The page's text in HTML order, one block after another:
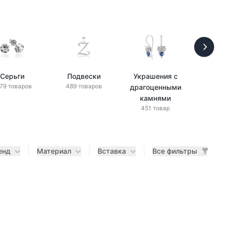
Серьги
товаров
Подвески
489 товаров
Украшения с
драгоценными
камнями
451 товар
Материал Вставка Все фильтры